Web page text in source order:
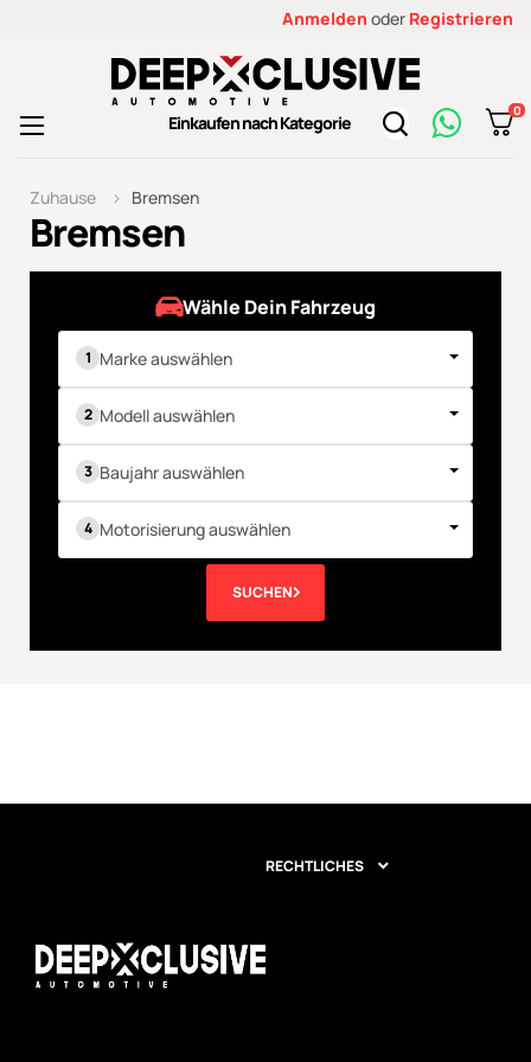
Anmelden oder Registrieren
Einkaufen nach Kategorie
0
Toggle
☰
Bremsen
Zuhause Bremsen
Wähle Dein Fahrzeug
Marke auswählen
Modell auswählen
Baujahr auswählen
Motorisierung auswählen
SUCHEN
RECHTLICHES 